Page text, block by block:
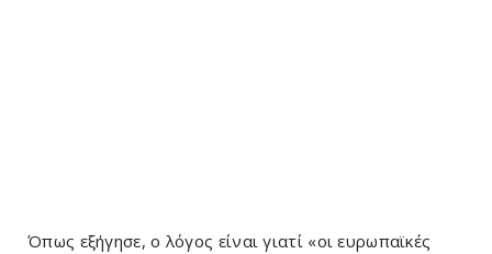
Όπως εξήγησε, ο λόγος είναι γιατί «οι ευρωπαϊκές